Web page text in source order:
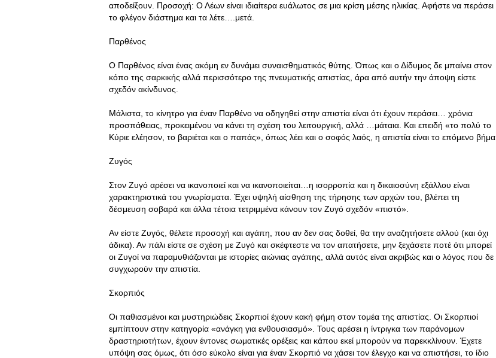
αποδείξουν. Προσοχή: Ο Λέων είναι ιδιαίτερα ευάλωτος σε μια κρίση μέσης ηλικίας. Αφήστε να περάσει
το φλέγον διάστημα και τα λέτε….μετά.
Παρθένος
Ο Παρθένος είναι ένας ακόμη εν δυνάμει συναισθηματικός θύτης. Όπως και ο Δίδυμος δε μπαίνει στον
κόπο της σαρκικής αλλά περισσότερο της πνευματικής απιστίας, άρα από αυτήν την άποψη είστε
σχεδόν ακίνδυνος.
Μάλιστα, το κίνητρο για έναν Παρθένο να οδηγηθεί στην απιστία είναι ότι έχουν περάσει… χρόνια
προσπάθειας, προκειμένου να κάνει τη σχέση του λειτουργική, αλλά …μάταια. Και επειδή «το πολύ το
Κύριε ελέησον, το βαριέται και ο παπάς», όπως λέει και ο σοφός λαός, η απιστία είναι το επόμενο βήμα.
Ζυγός
Στον Ζυγό αρέσει να ικανοποιεί και να ικανοποιείται…η ισορροπία και η δικαιοσύνη εξάλλου είναι
χαρακτηριστικά του γνωρίσματα. Έχει υψηλή αίσθηση της τήρησης των αρχών του, βλέπει τη
δέσμευση σοβαρά και άλλα τέτοια τετριμμένα κάνουν τον Ζυγό σχεδόν «πιστό».
Αν είστε Ζυγός, θέλετε προσοχή και αγάπη, που αν δεν σας δοθεί, θα την αναζητήσετε αλλού (και όχι
άδικα). Αν πάλι είστε σε σχέση με Ζυγό και σκέφτεστε να τον απατήσετε, μην ξεχάσετε ποτέ ότι μπορεί
οι Ζυγοί να παραμυθιάζονται με ιστορίες αιώνιας αγάπης, αλλά αυτός είναι ακριβώς και ο λόγος που δε
συγχωρούν την απιστία.
Σκορπιός
Οι παθιασμένοι και μυστηριώδεις Σκορπιοί έχουν κακή φήμη στον τομέα της απιστίας. Οι Σκορπιοί
εμπίπτουν στην κατηγορία «ανάγκη για ενθουσιασμό». Τους αρέσει η ίντριγκα των παράνομων
δραστηριοτήτων, έχουν έντονες σωματικές ορέξεις και κάπου εκεί μπορούν να παρεκκλίνουν. Έχετε
υπόψη σας όμως, ότι όσο εύκολο είναι για έναν Σκορπιό να χάσει τον έλεγχο και να απιστήσει, το ίδιο